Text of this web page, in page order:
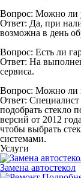
Вопрос: Можно ли
Ответ: Да, при
возможна в день
Вопрос: Есть ли
Ответ: На
сервиса.
Вопрос: Можно ли
Ответ:
подобрать стекло
версий от 2012
чтобы выбрать
системами.
Услуги
Замена автостекол